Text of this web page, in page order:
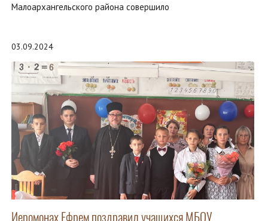
Малоархангельского района совершило
03.09.2024
Иеромонах Ефрем поздравил учащихся МБОУ